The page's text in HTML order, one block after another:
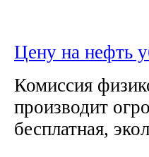
Цену на нефть
Комиссия
производит
бесплатная,